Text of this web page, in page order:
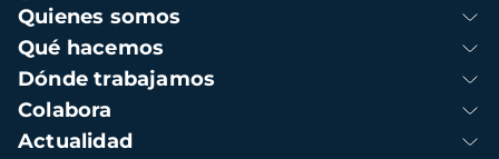
Navegación
principal
Quienes somos
Qué hacemos
Dónde trabajamos
Colabora
Actualidad